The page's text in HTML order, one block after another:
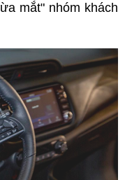
mắt" nhóm khách